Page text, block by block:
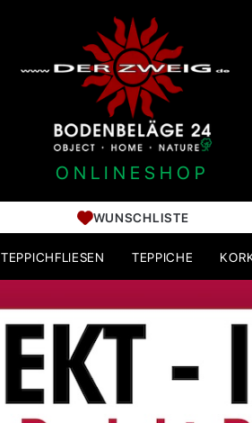
ONLINESHOP
WUNSCHLISTE
TEPPICHFLIESEN TEPPICHE